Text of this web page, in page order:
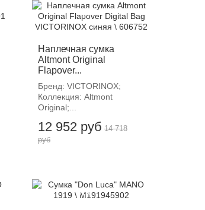
Наплечная сумка
Altmont Original
Flapover...
Бренд: VICTORINOX;
Коллекция: Altmont
Original;...
12 952 руб
-12%
14 718
руб
-12%